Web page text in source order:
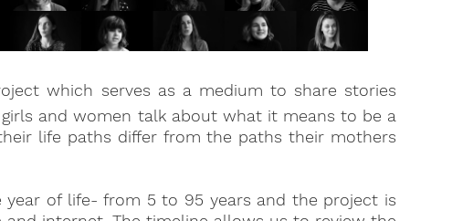
which serves as a medium to share stories
girls and women talk about what it means to be a
life paths differ from the paths their mothers
year of life- from 5 to 95 years and the project is